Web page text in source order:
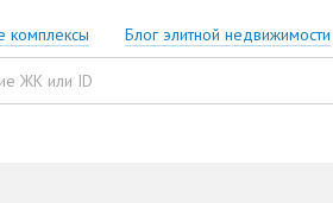
комплексы Блог элитной недвижимости